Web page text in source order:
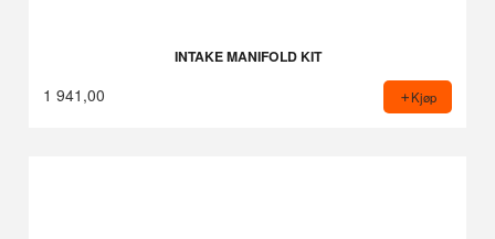
INTAKE MANIFOLD KIT
1 941,00 Kjøp